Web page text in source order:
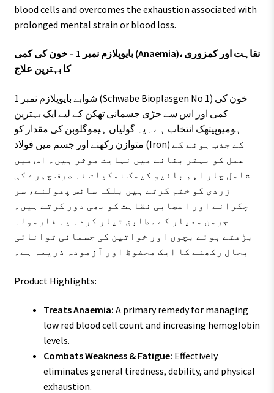
blood cells and overcomes the exhaustion associated with
prolonged mental strain or blood loss.
بایوپلازم نمبر 1 – خون کی کمی (Anaemia)، نقاہت اور کمزوری
کا بہترین علاج
شوابے بایوپلازم نمبر 1 (Schwabe Bioplasgen No 1) خون کی
کمی اور اس سے جڑی جسمانی تھکن کے لیے ایک بہترین
ہومیوپیتھک انتخاب ہے۔ یہ گولیاں ہیموگلوبن کی مقدار کو
متوازن رکھنے اور جسم میں فولاد (Iron) کے جذب ہونے کے
عمل کو بہتر بنانے میں نہایت موثر ہیں۔ اس میں
شامل چار اہم بائیو کیمک نمکیات نہ صرف چہرے کی
زردی کو ختم کرتے ہیں بلکہ سانس پھولنے، سر
چکرانے اور اعصابی نقاہت کو بھی دور کرتے ہیں۔
جرمن معیار کے مطابق تیار کردہ یہ فارمولہ
بڑھتے ہوئے بچوں اور خواتین کی جسمانی توانائی
بحال رکھنے کا ایک محفوظ اور آزمودہ ذریعہ ہے۔
Product Highlights:
Treats Anaemia: A primary remedy for managing
low red blood cell count and increasing hemoglobin
levels.
Combats Weakness & Fatigue: Effectively
eliminates general tiredness, debility, and physical
exhaustion.